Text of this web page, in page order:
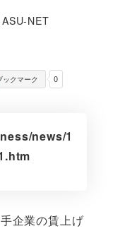
著
ASU-NET
0
ックマーク
news/1
企業の賃上げ